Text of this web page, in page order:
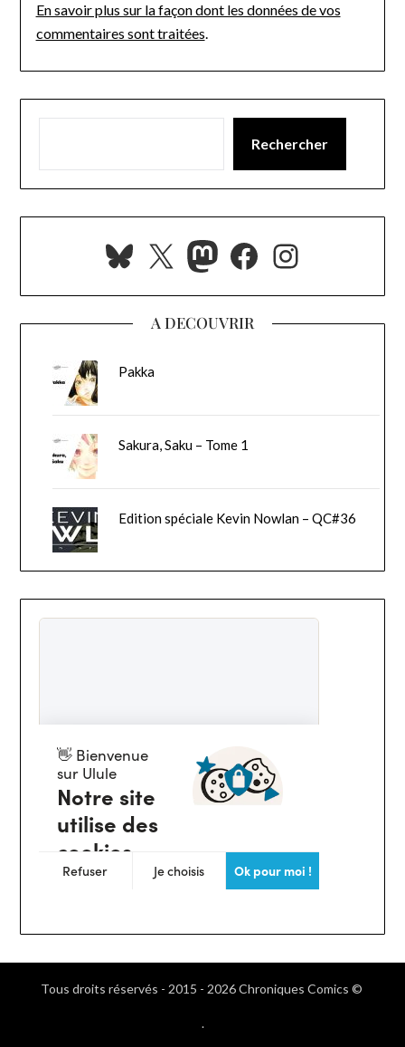
En savoir plus sur la façon dont les données de vos
commentaires sont traitées.
Rechercher
Bluesky
X Mastodon
Facebook
A DECOUVRIR
Pakka
Sakura, Saku – Tome 1
Edition spéciale Kevin Nowlan – QC#36
Tous droits réservés - 2015 - 2026 Chroniques Comics ©
.